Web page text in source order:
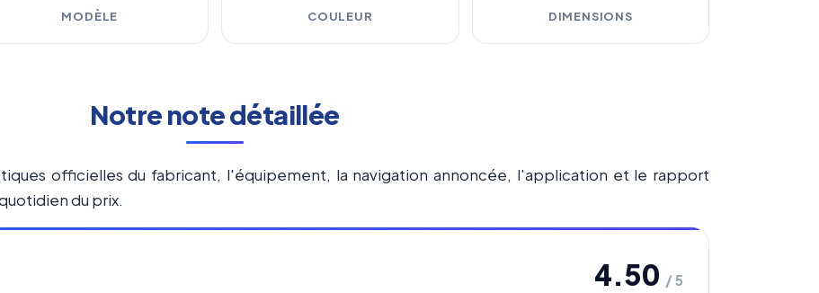
MODÈLE COULEUR DIMENSIONS
Notre note détaillée
officielles du fabricant, l'équipement, la navigation annoncée, l'application et le rapport
du prix.
4.50 / 5